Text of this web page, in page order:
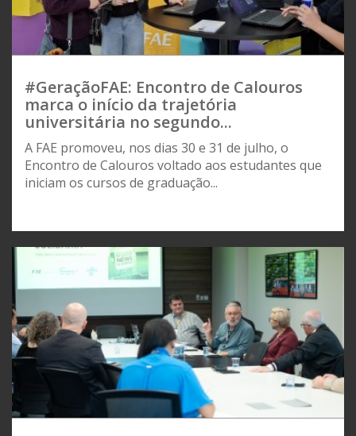
#GeraçãoFAE: Encontro de Calouros
marca o início da trajetória
universitária no segundo...
A FAE promoveu, nos dias 30 e 31 de julho, o
Encontro de Calouros voltado aos estudantes que
iniciam os cursos de graduação...